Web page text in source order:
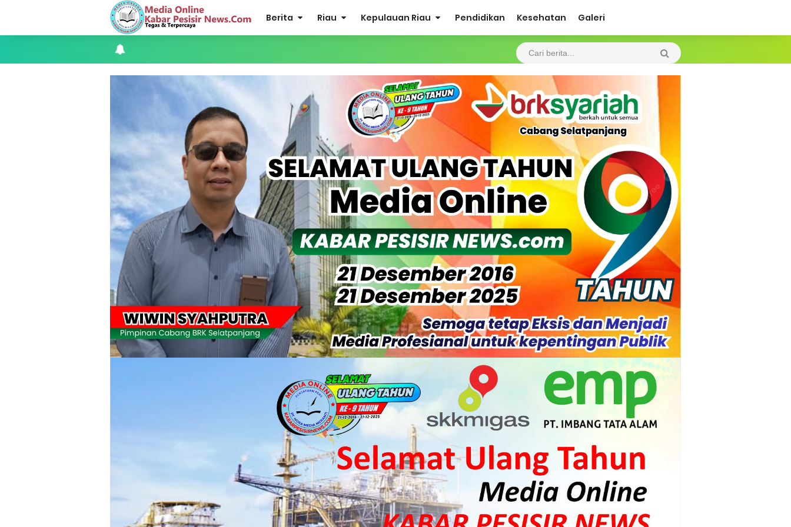
Berita Riau Kepulauan Riau Pendidikan Kesehatan Galeri
Apel Siaga Karhutla 2026 Digelar di Sabak Auh, Polsek dan Forkopimcam Perkuat Kesiapsiagaan Cegah Kebakaran
Musyawarah LAM Ke-3 Tualang Sukses, Zulkifli Z (Nomor Urut 1) Resmi Terpilih Pimpin Lembaga Adat
Kapolres Kepulauan Meranti Perkuat Sinergi Jelang Ekspedisi Merah Putih Presisi Polda Riau.
Teluk Belitung Bagaikan Kota Mati Disaat Listrik Diberlakukan Pemadaman Secara Bergilir, Mesin 600 kW Diharapkan Jadi Solusi.
F-PETIR Desak Pemkab Lingga Segera Buka Solusi Tambang Timah Rakyat: Jangan Hanya di Laut yang Beroperasi, Tambang Timah di Darat
Juga Butuh Hidup
Saat Duka Menyelimuti Korban Serangan Monyet, YBM PLN UP3 Rengat Bersama PW IWO Riau Ulurkan Tangan Kemanusiaan
Wabup Meranti Serahkan Santunan BPJS Rp52 Juta, Optimalisasi Pelaksanaan Program Jaminan Sosial Ketenagakerjaan Diperkuat
Usut Skandal Lahan Ulayat Desa Palas, Sekoci24.co Resmi Layangkan Surat Konfirmasi ke PT Arara Abadi.
Meranti 2026, 30 Putra-Putri Terbaik Disiapkan Kibarkan Merah Putih
Pulihkan Konektivitas Pascabencana, HKI Rampungkan Penanganan Jalur Lembah Anai dan Malalak
Bupati Asmar Lepas 77 Kontingen Pramuka Meranti Ikuti Jambore Nasional XII 2026 di Cibubur
Polres Kepulauan Meranti Gelar Ekspedisi Merah Putih" Jalin Sinergitas dengan Insan Pers, Komunitas dan Mahasiswa
PLN Selat Panjang Minta Maaf, Janji Datangkan Mesin Sewa Atasi Pemadaman di Merbau.
Warga Kecamatan Merbau dan Kecamatan Putri Puyu Tuntut PLN: Hentikan Pemadaman dan Beri Kompensasi
FPMP.TB Bersama OPP Teluk Belitung, Dan Perwakilan Masyarakat Desa Se- Kecamatan Merbau Datangi PLTG Melibur